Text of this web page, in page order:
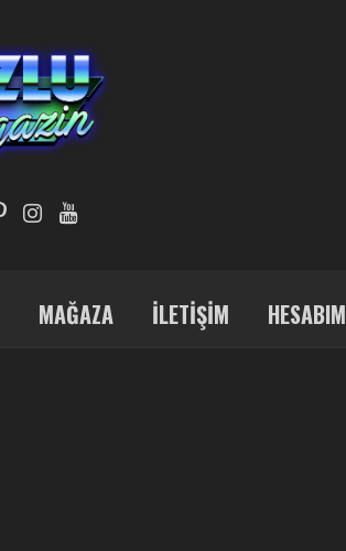
MAĞAZA İLETIŞIM HESABIM